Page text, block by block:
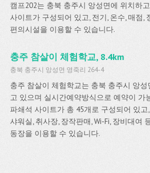
캠프202는 충북 충주시 앙성면에 위치하
사이트가 구성되어 있고, 전기, 온수, 매점,
편의시설을 이용할 수 있습니다.
충주 참살이 체험학교, 8.4km
충북 충주시 앙성면 영죽리 264-4
충주 참살이 체험학교는 충북 충주시 앙
고 있으며 실시간예약방식으로 예약이 가
파쇄석 사이트가 총 45개로 구성되어 있고
샤워실, 취사장, 장작판매, Wi-Fi, 장비대여
동장을 이용할 수 있습니다.